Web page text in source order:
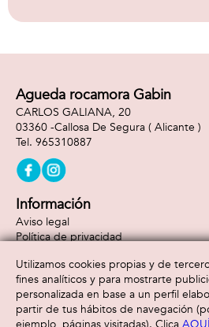
Agueda rocamora Gabin
CARLOS GALIANA, 20
03360 -Callosa De Segura ( Alicante )
965310887
Información
Aviso legal
Política de privacidad
Formas de pago
Utilizamos cookies propias y de
fines analíticos y para mostrarte
personalizada en base a un perfil
partir de tus hábitos de navegación